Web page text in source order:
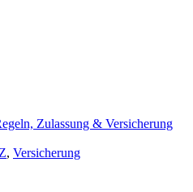
Zulassung & Versicherung
, Versicherung